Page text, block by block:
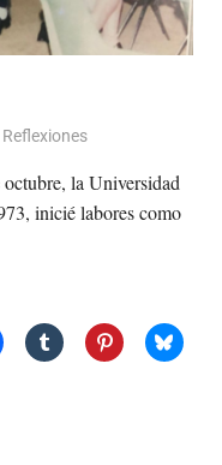
Reflexiones
la Universidad
inicié labores como